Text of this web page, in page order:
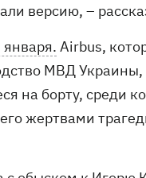
версию, –
Airbus,
МВД
на борту,
жертвами